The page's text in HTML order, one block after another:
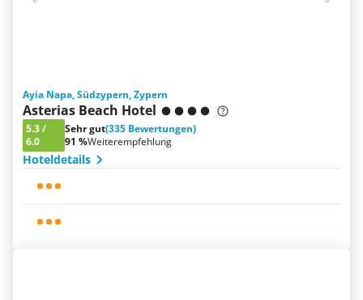
Ayia Napa, Südzypern, Zypern
Asterias Beach Hotel
5.3/
6.0
Sehr gut(335 Bewertungen)
91 %Weiterempfehlung
Hoteldetails